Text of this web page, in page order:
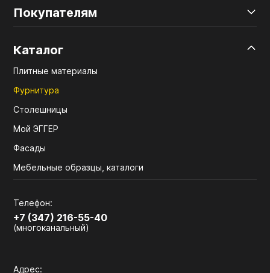
Покупателям
Каталог
Плитные материалы
Фурнитура
Столешницы
Мой ЭГГЕР
Фасады
Мебельные образцы, каталоги
Телефон:
+7 (347) 216-55-40
(многоканальный)
Адрес: